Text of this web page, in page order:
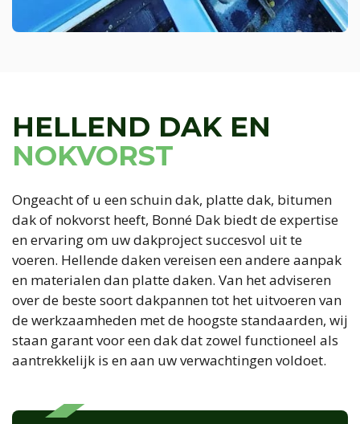
HELLEND DAK EN
NOKVORST
Ongeacht of u een schuin dak, platte dak, bitumen
dak of nokvorst heeft, Bonné Dak biedt de expertise
en ervaring om uw dakproject succesvol uit te
voeren. Hellende daken vereisen een andere aanpak
en materialen dan platte daken. Van het adviseren
over de beste soort dakpannen tot het uitvoeren van
de werkzaamheden met de hoogste standaarden, wij
staan garant voor een dak dat zowel functioneel als
aantrekkelijk is en aan uw verwachtingen voldoet.